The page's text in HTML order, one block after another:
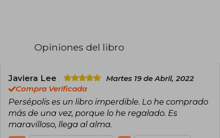
del Jurado en el Festival de Cannes por la
capacidad para abordar temas políticos y
personales con honestidad y humor.
Opiniones del libro
Javiera Lee
Martes 19 de Abril, 2022
Compra Verificada
Persépolis es un libro imperdible. Lo he comprado
más de una vez, porque lo he regalado. Es
maravilloso, llega al alma.